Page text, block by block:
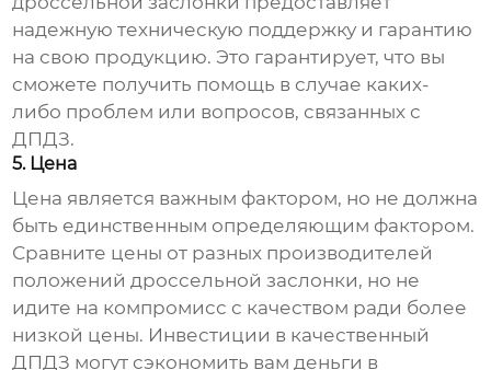
надежную техническую поддержку и гарантию
на свою продукцию. Это гарантирует, что вы
сможете получить помощь в случае каких-
либо проблем или вопросов, связанных с
ДПДЗ.
5. Цена
Цена является важным фактором, но не должна
быть единственным определяющим фактором.
Сравните цены от разных производителей
положений дроссельной заслонки, но не
идите на компромисс с качеством ради более
низкой цены. Инвестиции в качественный
ДПДЗ могут сэкономить вам деньги в